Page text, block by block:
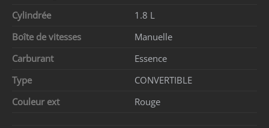
Cylindrée
1.8 L
Boîte de vitesses
Manuelle
Carburant
Essence
Type
CONVERTIBLE
Couleur ext
Rouge